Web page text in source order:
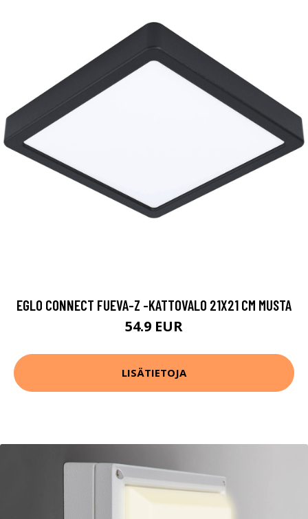
EGLO CONNECT FUEVA-Z -KATTOVALO 21X21 CM MUSTA
54.9 EUR
LISÄTIETOJA